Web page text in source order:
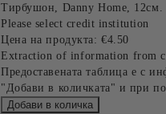
Тирбушон, Danny Home, 12см.
Please select credit institution
Цена на продукта: €4.50
Extraction of information from
Предоставената таблица е с
"Добави в количката" и при